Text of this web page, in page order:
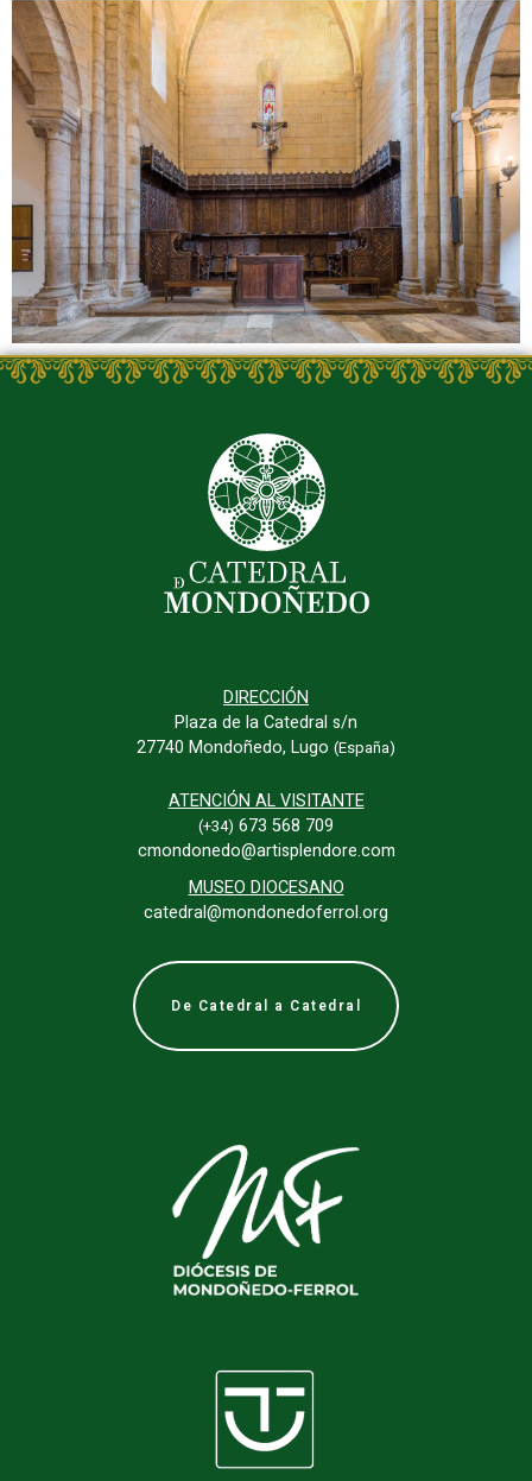
DIRECCIÓN
Plaza de la Catedral s/n
27740 Mondoñedo, Lugo (España)
ATENCIÓN AL VISITANTE
(+34) 673 568 709
cmondonedo@artisplendore.com
MUSEO DIOCESANO
catedral@mondonedoferrol.org
De Catedral a Catedral